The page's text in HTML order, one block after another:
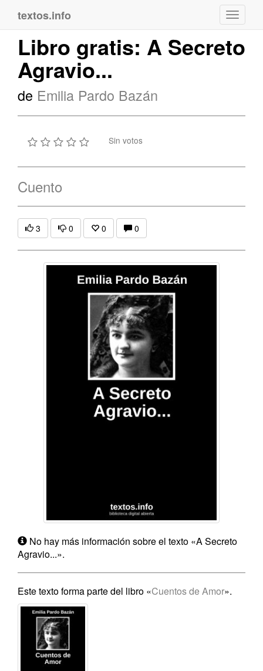
textos.info
Libro gratis: A Secreto
Agravio...
de Emilia Pardo Bazán
Sin votos
Cuento
3 0 0 0
No hay más información sobre el texto «A Secreto
Agravio...».
Este texto forma parte del libro «Cuentos de Amor».